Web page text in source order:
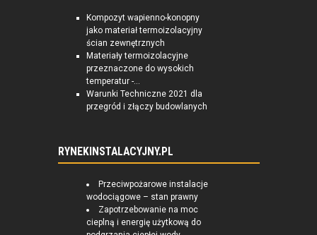
Kompozyt wapienno-konopny
jako materiał termoizolacyjny
ścian zewnętrznych
Materiały termoizolacyjne
przeznaczone do wysokich
temperatur -...
Warunki Techniczne 2021 dla
przegród i złączy budowlanych
RYNEKINSTALACYJNY.PL
Przeciwpożarowe instalacje
wodociągowe – stan prawny
Zapotrzebowanie na moc
cieplną i energię użytkową do